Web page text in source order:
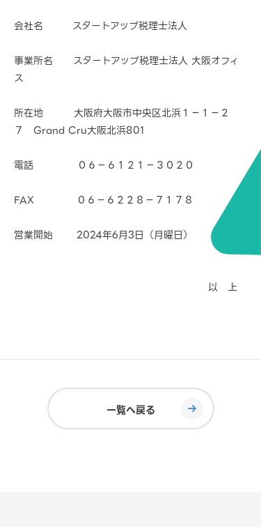
会社名 スタートアップ税理士法人
事業所名 スタートアップ税理士法人 大阪オフィ
ス
所在地 大阪府大阪市中央区北浜１－１－２
７ Grand Cru大阪北浜801
電話 ０６－６１２１－３０２０
FAX ０６－６２２８－７１７８
営業開始 2024年6月3日（月曜日）
以 上
一覧へ戻る